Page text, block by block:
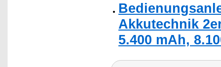
Akkutechnik
5.400 mAh,